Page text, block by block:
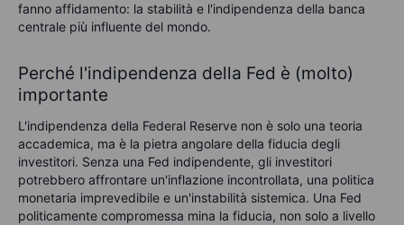
fanno affidamento: la stabilità e l'indipendenza della banca
centrale più influente del mondo.
Perché l'indipendenza della Fed è (molto)
importante
L'indipendenza della Federal Reserve non è solo una teoria
accademica, ma è la pietra angolare della fiducia degli
investitori. Senza una Fed indipendente, gli investitori
potrebbero affrontare un'inflazione incontrollata, una politica
monetaria imprevedibile e un'instabilità sistemica. Una Fed
politicamente compromessa mina la fiducia, non solo a livello